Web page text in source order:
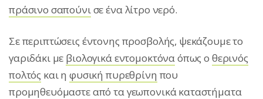
πράσινο σαπούνισε ένα λίτρο νερό.
Σε περιπτώσεις έντονης προσβολής, ψεκάζουμε το
γαριδάκι με βιολογικά εντομοκτόναόπως ο θερινός
πολτός και ηφυσική πυρεθρίνη που
προμηθευόμαστε από τα γεωπονικά καταστήματα